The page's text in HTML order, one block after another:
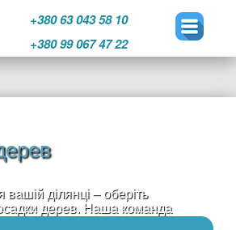
+380 63 043 58 10
+380 99 067 47 22
ділянці – оберіть
дерев. Наша команда